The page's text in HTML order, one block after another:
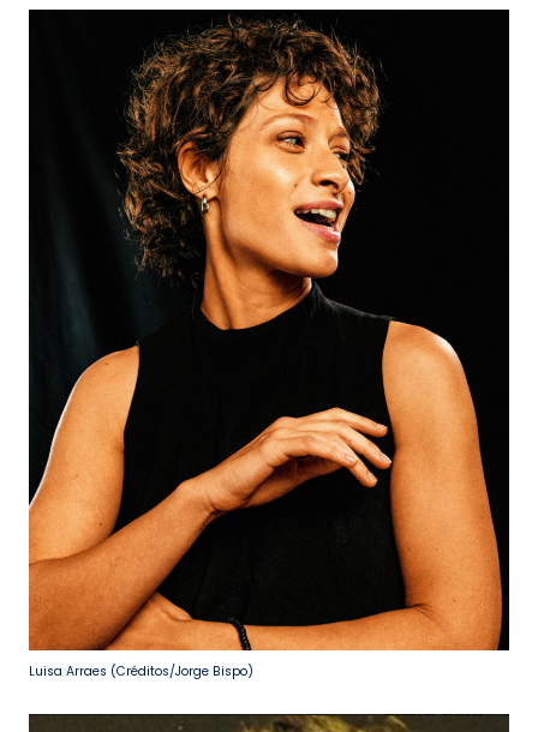
Luisa Arraes (Créditos/Jorge Bispo)